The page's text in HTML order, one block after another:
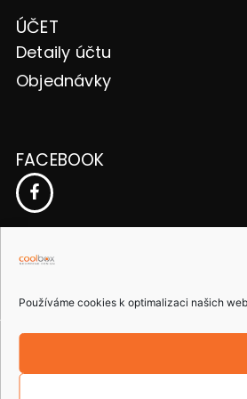
Používáme cookies k optimalizaci našich
ÚČET
Detaily účtu
Objednávky
FACEBOOK